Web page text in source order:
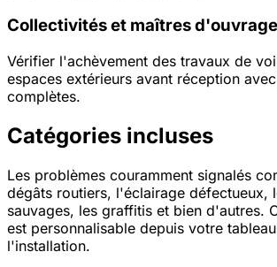
Collectivités et maîtres
Vérifier l'achèvement des travaux de
espaces extérieurs avant réception
complètes.
Catégories incluses
Les problèmes couramment signalés
dégâts routiers, l'éclairage défectueux,
sauvages, les graffitis et bien d'autres.
est personnalisable depuis votre
l'installation.